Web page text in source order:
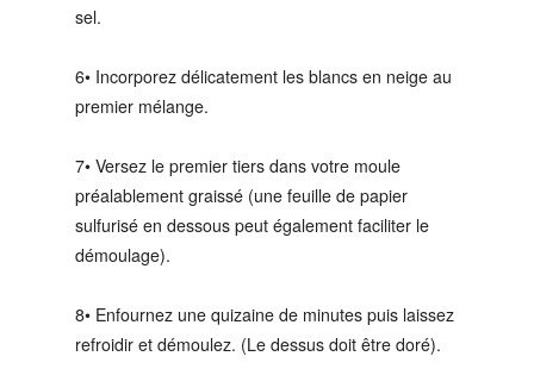
sel.
6• Incorporez délicatement les blancs en neige au
premier mélange.
7• Versez le premier tiers dans votre moule
préalablement graissé (une feuille de papier
sulfurisé en dessous peut également faciliter le
démoulage).
8• Enfournez une quizaine de minutes puis laissez
refroidir et démoulez. (Le dessus doit être doré).